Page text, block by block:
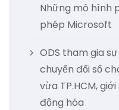
Những mô hình
phép Microsoft
ODS tham gia
chuyển đổi số
vừa TP.HCM,
động hóa